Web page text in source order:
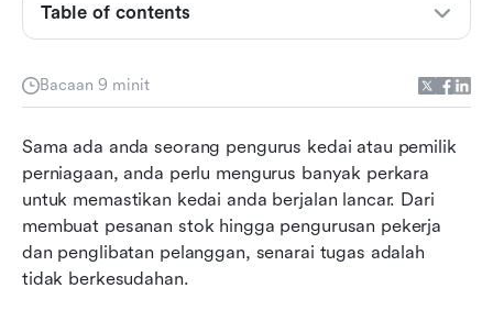
Bacaan 9 minit
Sama ada anda seorang pengurus kedai atau pemilik
perniagaan, anda perlu mengurus banyak perkara
untuk memastikan kedai anda berjalan lancar. Dari
membuat pesanan stok hingga pengurusan pekerja
dan penglibatan pelanggan, senarai tugas adalah
tidak berkesudahan.
Table of contents
Apa itu sistem pengurusan runcit?
Apa yang menjadikan RMS yang baik?
4 RMS Teratas
Tingkatkan kejayaan runcit anda dengan Lark